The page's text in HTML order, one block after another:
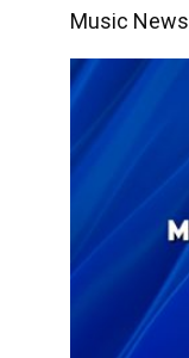
Music News